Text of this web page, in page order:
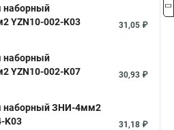
наборный
YZN10-002-K03
31,05 ₽
наборный
YZN10-002-K07
30,93 ₽
наборный ЗНИ-4мм2
K03
31,18 ₽